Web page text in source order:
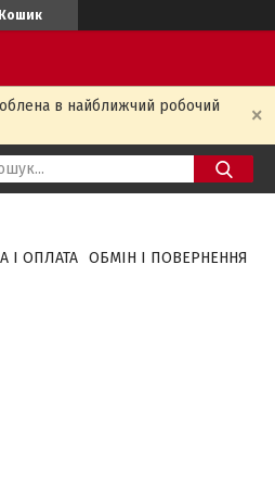
Кошик
в найближчий робочий
І ОПЛАТА ОБМІН І ПОВЕРНЕННЯ